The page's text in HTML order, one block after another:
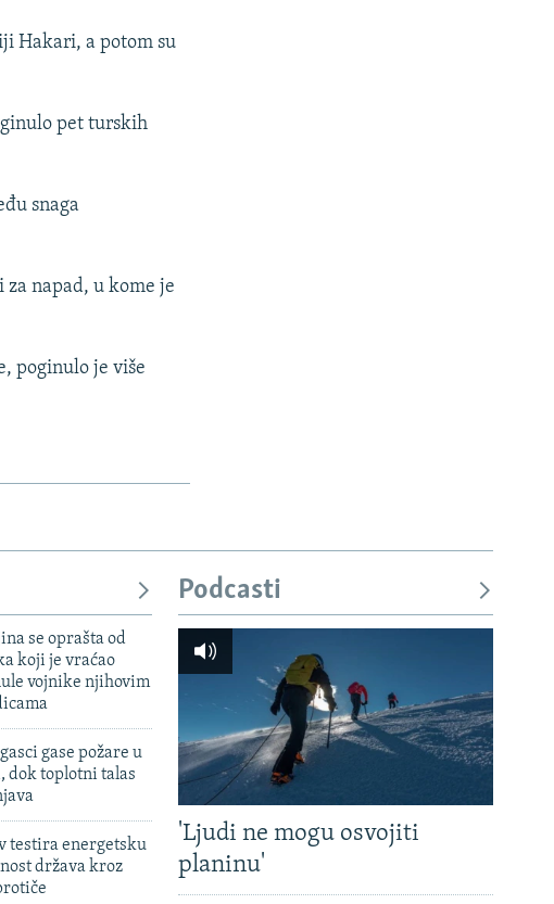
Hakari, a potom su
pet turskih
snaga
za napad, u kome je
poginulo je više
se oprašta od
koji je vraćao
vojnike njihovim
gase požare u
dok toplotni talas
testira energetsku
država kroz
Podcasti
'Ljudi ne mogu osvojiti
planinu'